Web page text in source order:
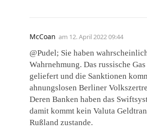
McCoan am 12. April 2022 09:44
@Pudel; Sie haben
Wahrnehmung. Das russische
geliefert und die Sanktionen
ahnungslosen Berliner
Deren Banken haben das
damit kommt kein Valuta
Rußland zustande.